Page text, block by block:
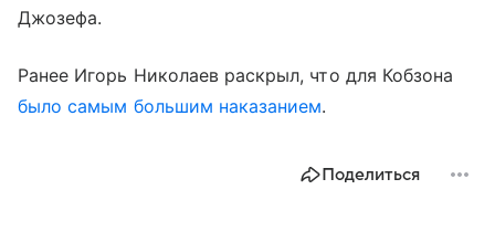
Джозефа.
Ранее Игорь Николаев раскрыл, что для Кобзона
было самым большим наказанием.
Поделиться